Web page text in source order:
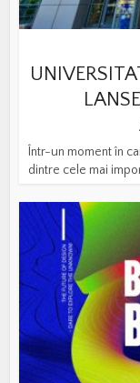
Într-un moment în
dintre cele mai